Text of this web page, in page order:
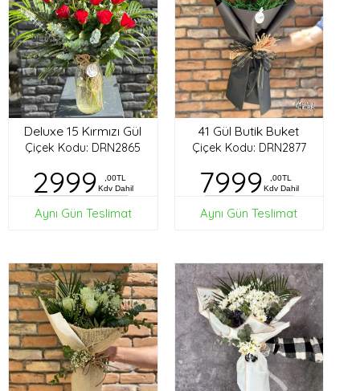
Deluxe 15 Kırmızı Gül
Çiçek Kodu: DRN2865
2999
,00TL
Kdv Dahil
Aynı Gün Teslimat
41 Gül Butik Buket
Çiçek Kodu: DRN2877
7999
,00TL
Kdv Dahil
Aynı Gün Teslimat